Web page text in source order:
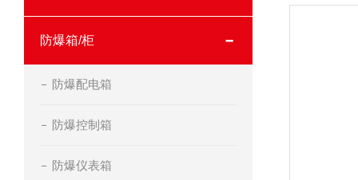
防爆箱/柜
防爆配电箱
防爆控制箱
防爆仪表箱